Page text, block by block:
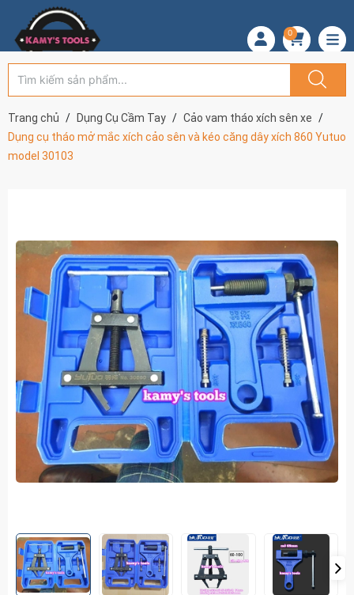
0
Trang chủ Dụng Cụ Cầm Tay
Cảo vam tháo xích sên xe
Dụng cụ tháo mở mắc xích cảo sên và kéo căng dây xích 860 Yutuo
model 30103